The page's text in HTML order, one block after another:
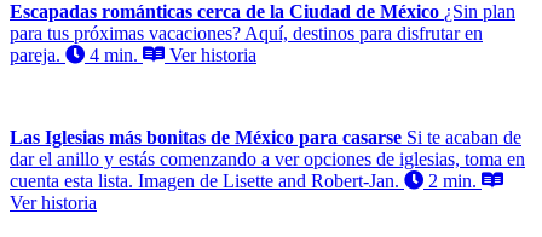
Escapadas románticas cerca de la Ciudad de México ¿Sin plan
para tus próximas vacaciones? Aquí, destinos para disfrutar en
pareja.
4 min. Ver historia
Las Iglesias más bonitas de México para casarse Si te acaban de
dar el anillo y estás comenzando a ver opciones de iglesias, toma en
cuenta esta lista. Imagen de Lisette and Robert-Jan.
2 min.
Ver historia